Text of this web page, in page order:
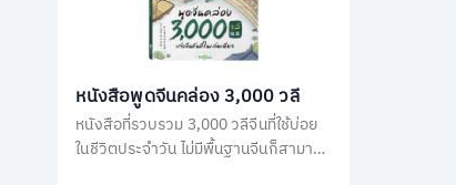
หนังสือพูดจีนคล่อง 3,000 วลี
หนังสือที่รวบรวม 3,000 วลีจีนที่ใช้บ่อย
ในชีวิตประจำวัน ไม่มีพื้นฐานจีนก็สามารถ